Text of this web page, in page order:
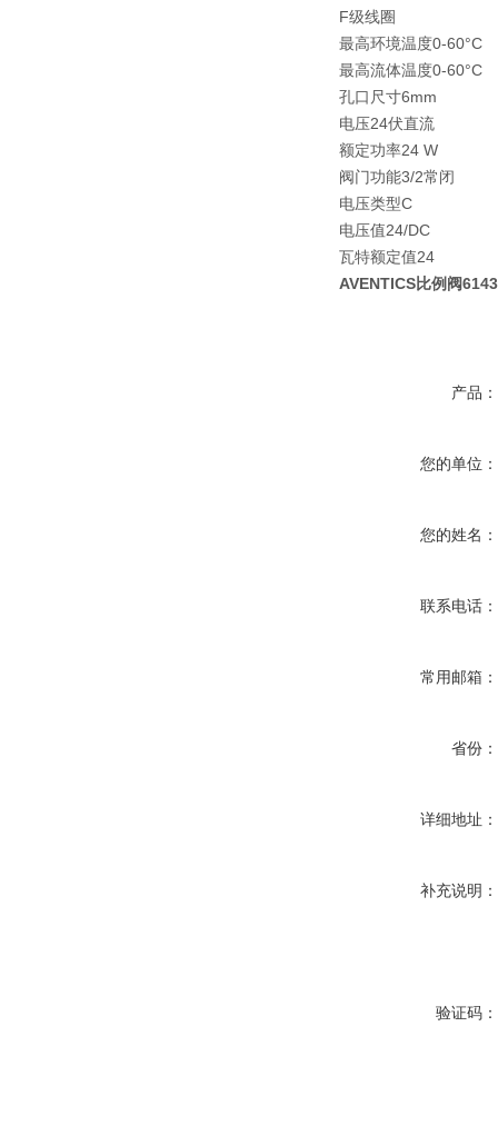
F级线圈
最高环境温度0-60°C
最高流体温度0-60°C
孔口尺寸6mm
电压24伏直流
额定功率24 W
阀门功能3/2常闭
电压类型C
电压值24/DC
瓦特额定值24
AVENTICS比例阀
产品：
您的单位：
您的姓名：
联系电话：
常用邮箱：
省份：
详细地址：
补充说明：
验证码：